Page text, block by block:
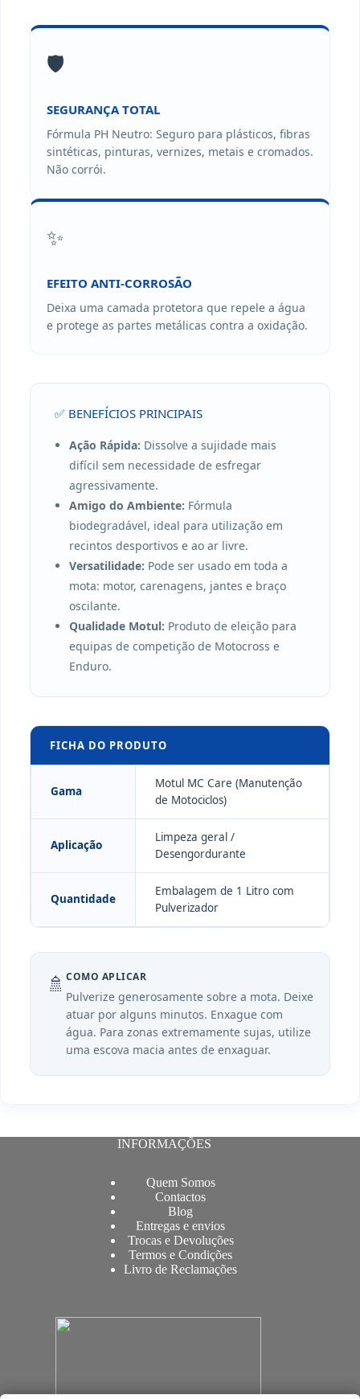
🛡️
SEGURANÇA TOTAL
Fórmula PH Neutro: Seguro para plásticos, fibras
sintéticas, pinturas, vernizes, metais e cromados.
Não corrói.
✨
EFEITO ANTI-CORROSÃO
Deixa uma camada protetora que repele a água
e protege as partes metálicas contra a oxidação.
✅ BENEFÍCIOS PRINCIPAIS
Ação Rápida: Dissolve a sujidade mais
difícil sem necessidade de esfregar
agressivamente.
Amigo do Ambiente: Fórmula
biodegradável, ideal para utilização em
recintos desportivos e ao ar livre.
Versatilidade: Pode ser usado em toda a
mota: motor, carenagens, jantes e braço
oscilante.
Qualidade Motul: Produto de eleição para
equipas de competição de Motocross e
Enduro.
FICHA DO PRODUTO
Gama
Motul MC Care (Manutenção
de Motociclos)
Aplicação
Limpeza geral /
Desengordurante
Quantidade
Embalagem de 1 Litro com
Pulverizador
🚿 COMO APLICAR
Pulverize generosamente sobre a mota. Deixe
atuar por alguns minutos. Enxague com
água. Para zonas extremamente sujas, utilize
uma escova macia antes de enxaguar.
INFORMAÇÕES
Quem Somos
Contactos
Blog
Entregas e envios
Trocas e Devoluções
Termos e Condições
Livro de Reclamações